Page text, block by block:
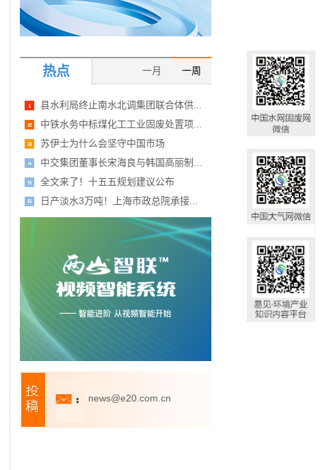
热点 一周
一月
县水利局终止南水北调集团联合体供...
中铁水务中标煤化工工业固废处置项...
苏伊士为什么会坚守中国市场
中交集团董事长宋海良与韩国高丽制...
全文来了！十五五规划建议公布
日产淡水3万吨！上海市政总院承接...
news@e20.com.cn